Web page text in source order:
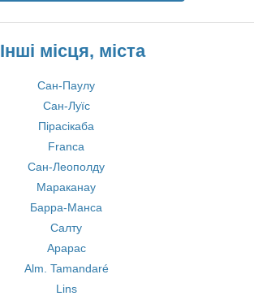
Інші місця, міста
Сан-Паулу
Сан-Луїс
Пірасікаба
Franca
Сан-Леополду
Мараканау
Барра-Манса
Салту
Арарас
Alm. Tamandaré
Lins